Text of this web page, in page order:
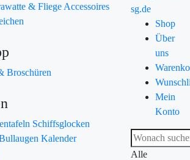
& Fliege Accessoires
Broschüren
Schiffsglocken
Kalender
sg.de
Shop
Über
uns
Mein
Konto
Alle